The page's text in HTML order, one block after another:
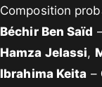
Composition
Béchir Ben Saïd
Hamza Jelassi,
Ibrahima Keita –